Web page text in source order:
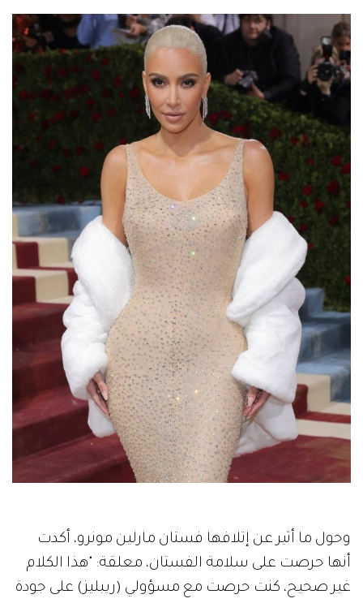
وحول ما أثير عن إتلافها فستان مارلين مونرو، أكدت
أنها حرصت على سلامة الفستان، معلقة: "هذا الكلام
غير صحيح، كنت حرصت مع مسؤولي (ريبليز) على جودة